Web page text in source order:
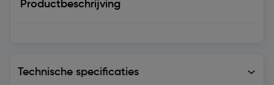
Productbeschrijving
Technische specificaties